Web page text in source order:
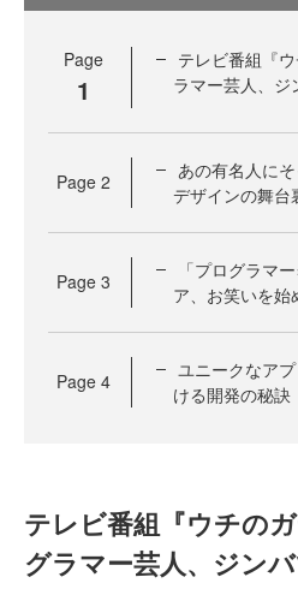
Page
1
テレビ番組『
ラマー芸人、ジ
Page 2
あの有名人に
デザインの舞台
Page 3
「プログラマ
ア、お笑いを始
Page 4
ユニークなア
ける開発の秘訣
テレビ番組『ウチの
グラマー芸人、ジン